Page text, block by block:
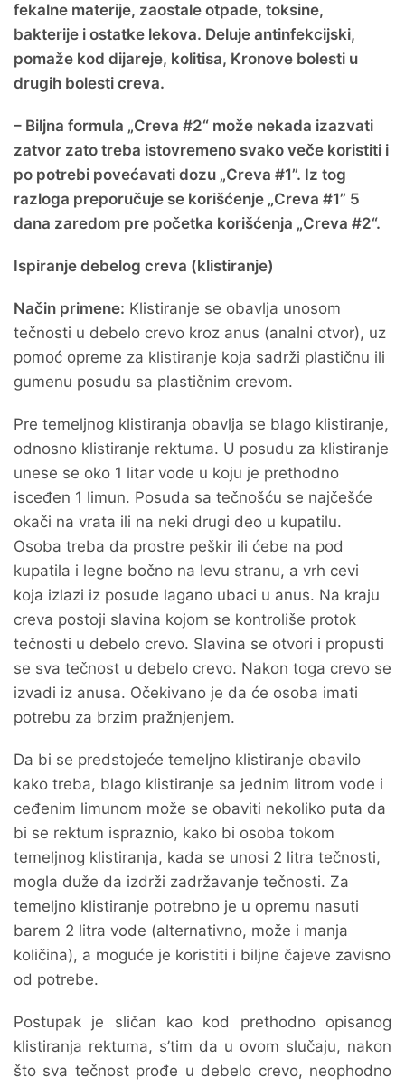
fekalne materije, zaostale otpade, toksine,
bakterije i ostatke lekova. Deluje antinfekcijski,
pomaže kod dijareje, kolitisa, Kronove bolesti u
drugih bolesti creva.
– Biljna formula „Creva #2“ može nekada izazvati
zatvor zato treba istovremeno svako veče koristiti i
po potrebi povećavati dozu „Creva #1”. Iz tog
razloga preporučuje se korišćenje „Creva #1” 5
dana zaredom pre početka korišćenja „Creva #2“.
Ispiranje debelog creva (klistiranje)
Način primene: Klistiranje se obavlja unosom
tečnosti u debelo crevo kroz anus (analni otvor), uz
pomoć opreme za klistiranje koja sadrži plastičnu ili
gumenu posudu sa plastičnim crevom.
Pre temeljnog klistiranja obavlja se blago klistiranje,
odnosno klistiranje rektuma. U posudu za klistiranje
unese se oko 1 litar vode u koju je prethodno
isceđen 1 limun. Posuda sa tečnošću se najčešće
okači na vrata ili na neki drugi deo u kupatilu.
Osoba treba da prostre peškir ili ćebe na pod
kupatila i legne bočno na levu stranu, a vrh cevi
koja izlazi iz posude lagano ubaci u anus. Na kraju
creva postoji slavina kojom se kontroliše protok
tečnosti u debelo crevo. Slavina se otvori i propusti
se sva tečnost u debelo crevo. Nakon toga crevo se
izvadi iz anusa. Očekivano je da će osoba imati
potrebu za brzim pražnjenjem.
Da bi se predstojeće temeljno klistiranje obavilo
kako treba, blago klistiranje sa jednim litrom vode i
ceđenim limunom može se obaviti nekoliko puta da
bi se rektum ispraznio, kako bi osoba tokom
temeljnog klistiranja, kada se unosi 2 litra tečnosti,
mogla duže da izdrži zadržavanje tečnosti. Za
temeljno klistiranje potrebno je u opremu nasuti
barem 2 litra vode (alternativno, može i manja
količina), a moguće je koristiti i biljne čajeve zavisno
od potrebe.
Postupak je sličan kao kod prethodno opisanog
klistiranja rektuma, s’tim da u ovom slučaju, nakon
što sva tečnost prođe u debelo crevo, neophodno